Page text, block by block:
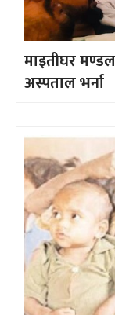
माइतीघर
अस्पताल भर्ना